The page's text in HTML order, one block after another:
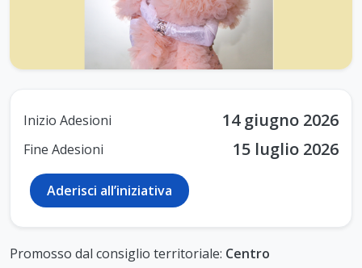
Inizio Adesioni 14 giugno 2026
Fine Adesioni 15 luglio 2026
Aderisci all’iniziativa
Promosso dal consiglio territoriale: Centro